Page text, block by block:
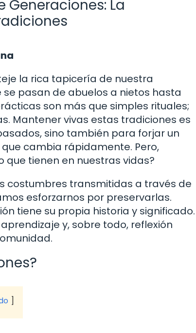
La
la rica tapicería de nuestra
pasan de abuelos a nietos hasta
son más que simples rituales;
Mantener vivas estas tradiciones es
sino también para forjar un
cambia rápidamente. Pero,
tienen en nuestras vidas?
costumbres transmitidas a través de
esforzarnos por preservarlas.
tiene su propia historia y significado.
y, sobre todo, reflexión